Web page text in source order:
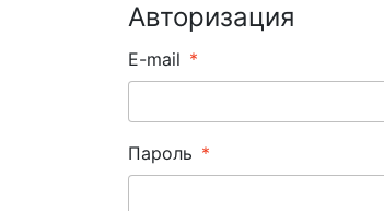
Авторизация
E-mail
Пароль